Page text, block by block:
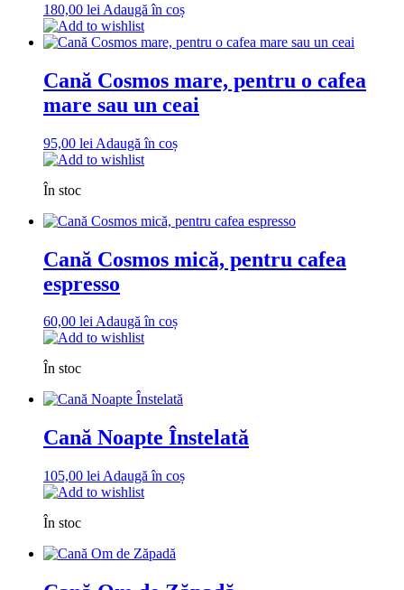
180,00 lei Adaugă în coș
Add to wishlist
Cană Cosmos mare, pentru o cafea
mare sau un ceai
95,00 lei Adaugă în coș
Add to wishlist
În stoc
Cană Cosmos mică, pentru cafea
espresso
60,00 leiAdaugă în coș
Add to wishlist
În stoc
Cană Noapte Înstelată
105,00 lei Adaugă în coș
Add to wishlist
În stoc